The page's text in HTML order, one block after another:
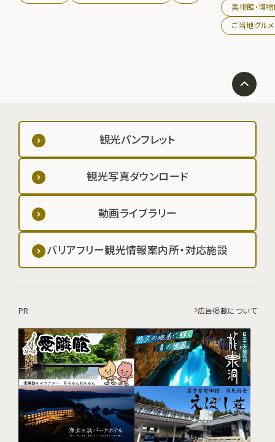
験しながら学習
があります。
美術館・博
ご当地グルメ
観光パンフレット
観光写真ダウンロード
動画ライブラリー
バリアフリー観光情報案内所・対応施設
PR 広告掲載について